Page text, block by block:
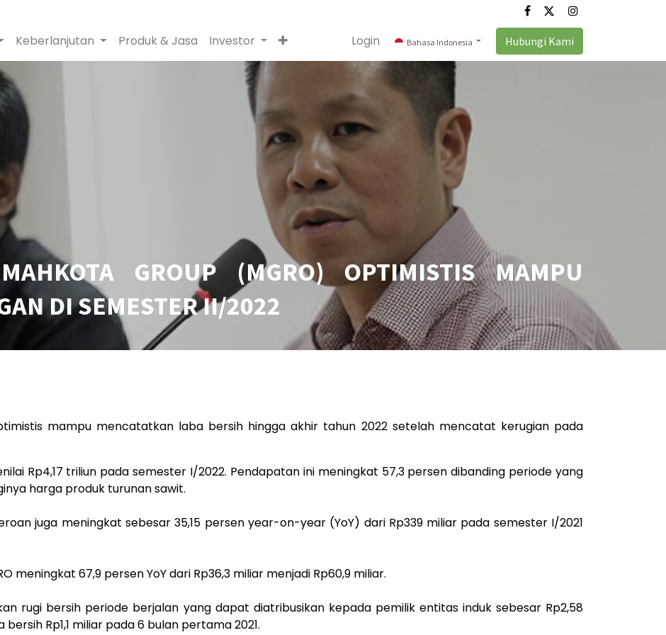
Keberlanjutan Produk & Jasa Investor Login Bahasa Indonesia Hubungi Kami
GROUP (MGRO) OPTIMISTIS MAMPU
DI SEMESTER II/2022
mampu mencatatkan laba bersih hingga akhir tahun 2022 setelah mencatat kerugian pada
Rp4,17 triliun pada semester I/2022. Pendapatan ini meningkat 57,3 persen dibanding periode yang
harga produk turunan sawit.
juga meningkat sebesar 35,15 persen year-on-year (YoY) dari Rp339 miliar pada semester I/2021
meningkat 67,9 persen YoY dari Rp36,3 miliar menjadi Rp60,9 miliar.
rugi bersih periode berjalan yang dapat diatribusikan kepada pemilik entitas induk sebesar Rp2,58
Rp1,1 miliar pada 6 bulan pertama 2021.